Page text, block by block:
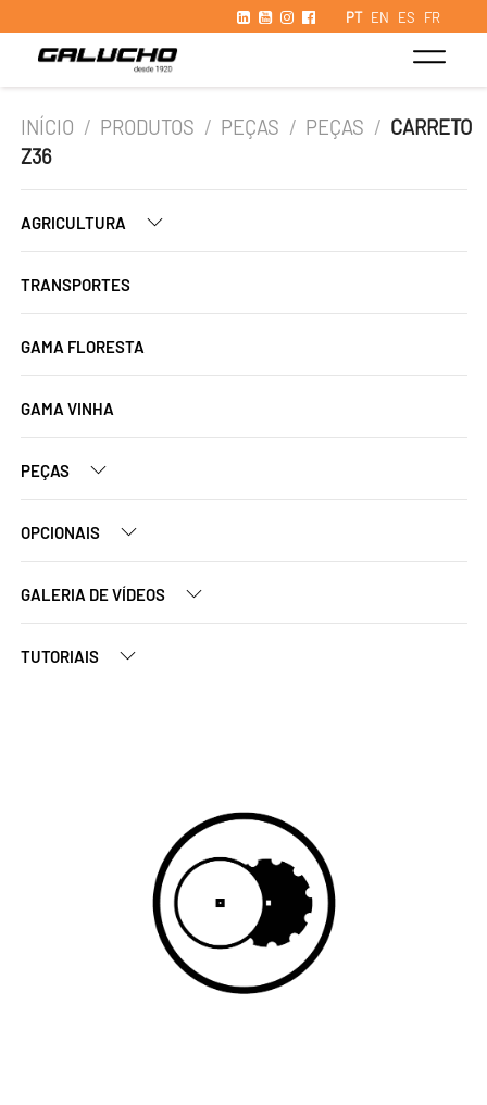
PT EN ES FR
INÍCIO / PRODUTOS / PEÇAS / PEÇAS / CARRETO
Z36
AGRICULTURA
TRANSPORTES
GAMA FLORESTA
GAMA VINHA
PEÇAS
OPCIONAIS
GALERIA DE VÍDEOS
TUTORIAIS